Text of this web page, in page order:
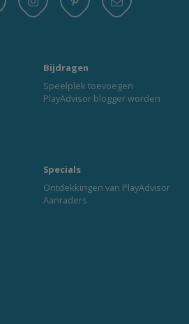
Bijdragen
Speelplek toevoegen
PlayAdvisor blogger worden
Specials
Ontdekkingen van PlayAdvisor
Aanraders